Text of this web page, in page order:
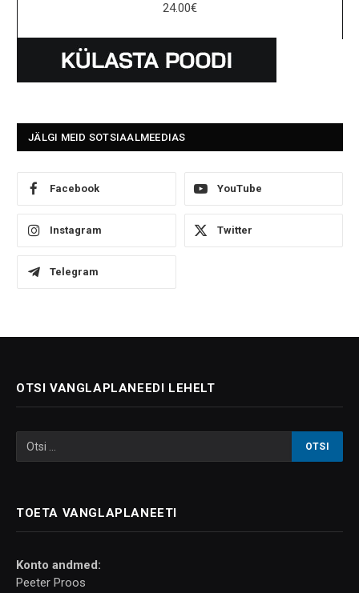
24.00€
JÄLGI MEID SOTSIAALMEEDIAS
Facebook YouTube
Instagram Twitter
Telegram
OTSI VANGLAPLANEEDI LEHELT
TOETA VANGLAPLANEETI
Konto andmed:
Peeter Proos